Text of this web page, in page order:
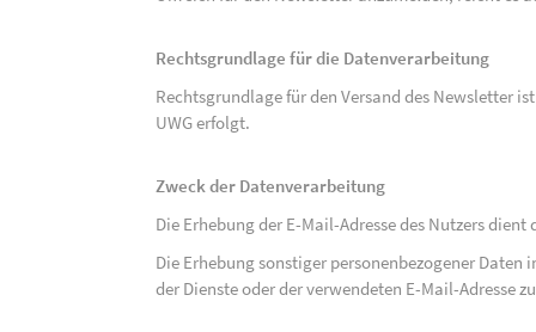
Rechtsgrundlage für die Datenverarbeitung
Rechtsgrundlage für den Versand des Newsletter ist
UWG erfolgt.
Zweck der Datenverarbeitung
Die Erhebung der E-Mail-Adresse des Nutzers
Die Erhebung sonstiger personenbezogener
der Dienste oder der verwendeten E-Mail-Adresse